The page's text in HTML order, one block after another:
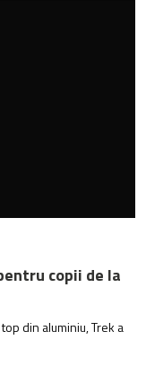
copii de la
din aluminiu, Trek a